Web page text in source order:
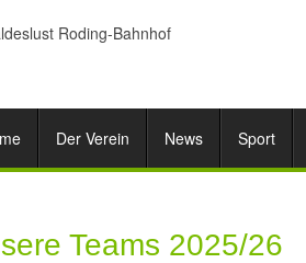
Der Verein News Sport
Teams 2025/26